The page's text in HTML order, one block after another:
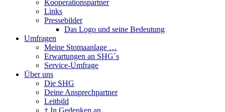
Kooperationspartner
Links
Pressebilder
Das Logo und seine Bedeutung
Umfragen
Meine Stomaanlage …
Erwartungen an SHG´s
Service-Umfrage
Über uns
Die SHG
Deine Ansprechpartner
Leitbild
† In Gedenken an…